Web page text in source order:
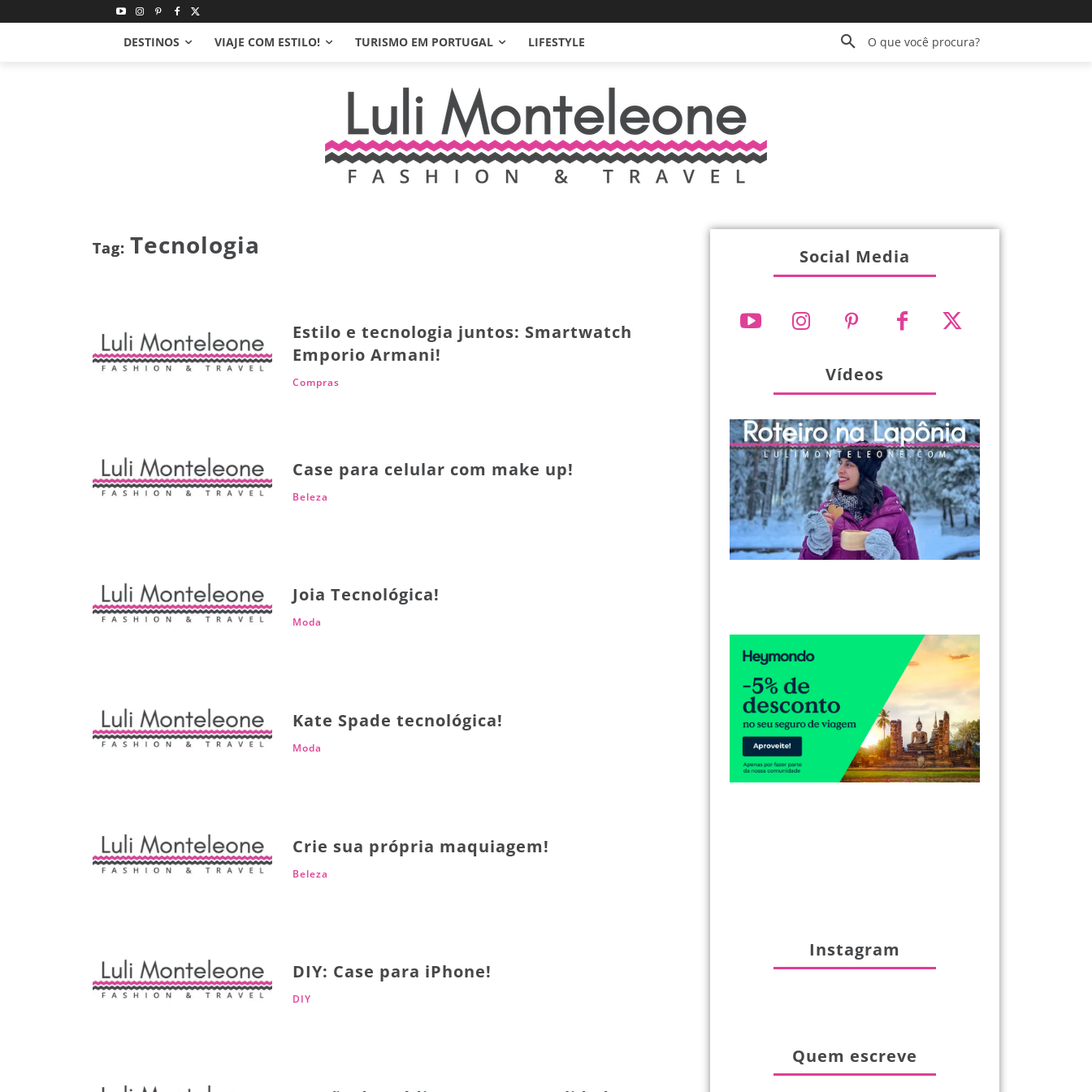
DESTINOS VIAJE COM ESTILO! TURISMO EM PORTUGAL LIFESTYLE O que você procura?
Tag: Tecnologia
Estilo e tecnologia juntos: Smartwatch
Emporio Armani!
Compras
Case para celular com make up!
Beleza
Joia Tecnológica!
Moda
Kate Spade tecnológica!
Moda
Crie sua própria maquiagem!
Beleza
DIY: Case para iPhone!
DIY
Social Media
Vídeos
Instagram
Quem escreve